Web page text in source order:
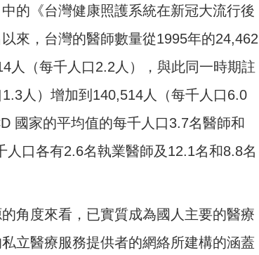
的《台灣健康照護系統在新冠大流行後
來，台灣的醫師數量從1995年的24,462
人（每千人口2.2人），與此同一時期註
人）增加到140,514人（每千人口6.0
國家的平均值的每千人口3.7名醫師和
口各有2.6名執業醫師及12.1名和8.8名
角度來看，已實質成為國人主要的醫療
立醫療服務提供者的網絡所建構的涵蓋